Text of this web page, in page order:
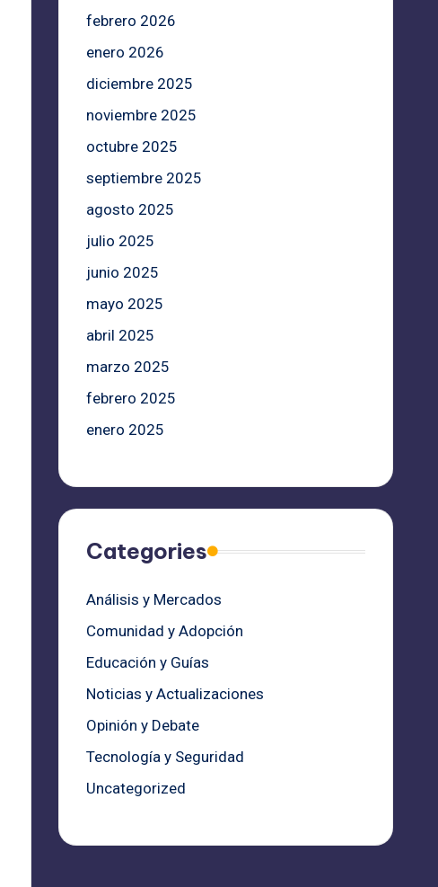
febrero 2026
enero 2026
diciembre 2025
noviembre 2025
octubre 2025
septiembre 2025
agosto 2025
julio 2025
junio 2025
mayo 2025
abril 2025
marzo 2025
febrero 2025
enero 2025
Categories
Análisis y Mercados
Comunidad y Adopción
Educación y Guías
Noticias y Actualizaciones
Opinión y Debate
Tecnología y Seguridad
Uncategorized